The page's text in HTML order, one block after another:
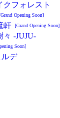
クフォレスト
Opening Soon]
軒 [Grand Opening Soon]
-JUJU-
Soon]
ルデ